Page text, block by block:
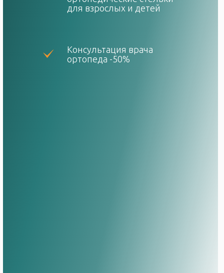
для взрослых и детей
Консультация врача
ортопеда -50%